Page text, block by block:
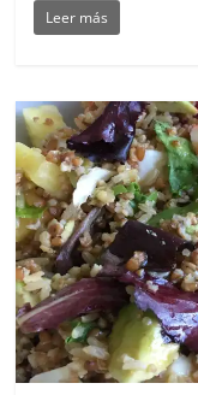
Leer más